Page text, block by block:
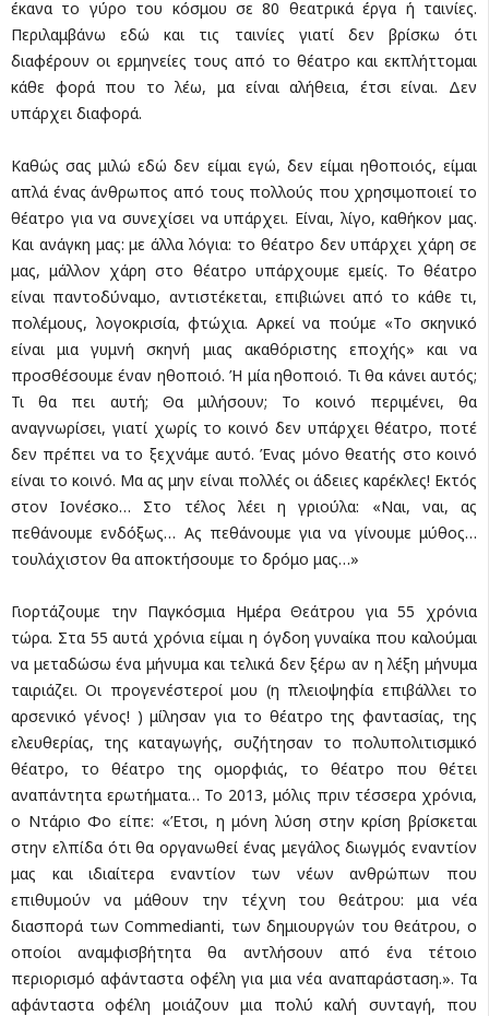
έκανα το γύρο του κόσμου σε 80 θεατρικά έργα ή ταινίες.
Περιλαμβάνω εδώ και τις ταινίες γιατί δεν βρίσκω ότι
διαφέρουν οι ερμηνείες τους από το θέατρο και εκπλήττομαι
κάθε φορά που το λέω, μα είναι αλήθεια, έτσι είναι. Δεν
υπάρχει διαφορά.
Καθώς σας μιλώ εδώ δεν είμαι εγώ, δεν είμαι ηθοποιός, είμαι
απλά ένας άνθρωπος από τους πολλούς που χρησιμοποιεί το
θέατρο για να συνεχίσει να υπάρχει. Είναι, λίγο, καθήκον μας.
Και ανάγκη μας: με άλλα λόγια: το θέατρο δεν υπάρχει χάρη σε
μας, μάλλον χάρη στο θέατρο υπάρχουμε εμείς. Το θέατρο
είναι παντοδύναμο, αντιστέκεται, επιβιώνει από το κάθε τι,
πολέμους, λογοκρισία, φτώχια. Αρκεί να πούμε «Το σκηνικό
είναι μια γυμνή σκηνή μιας ακαθόριστης εποχής» και να
προσθέσουμε έναν ηθοποιό. Ή μία ηθοποιό. Τι θα κάνει αυτός;
Τι θα πει αυτή; Θα μιλήσουν; Το κοινό περιμένει, θα
αναγνωρίσει, γιατί χωρίς το κοινό δεν υπάρχει θέατρο, ποτέ
δεν πρέπει να το ξεχνάμε αυτό. Ένας μόνο θεατής στο κοινό
είναι το κοινό. Μα ας μην είναι πολλές οι άδειες καρέκλες! Εκτός
στον Ιονέσκο… Στο τέλος λέει η γριούλα: «Ναι, ναι, ας
πεθάνουμε ενδόξως… Ας πεθάνουμε για να γίνουμε μύθος…
τουλάχιστον θα αποκτήσουμε το δρόμο μας…»
Γιορτάζουμε την Παγκόσμια Ημέρα Θεάτρου για 55 χρόνια
τώρα. Στα 55 αυτά χρόνια είμαι η όγδοη γυναίκα που καλούμαι
να μεταδώσω ένα μήνυμα και τελικά δεν ξέρω αν η λέξη μήνυμα
ταιριάζει. Οι προγενέστεροί μου (η πλειοψηφία επιβάλλει το
αρσενικό γένος! ) μίλησαν για το θέατρο της φαντασίας, της
ελευθερίας, της καταγωγής, συζήτησαν το πολυπολιτισμικό
θέατρο, το θέατρο της ομορφιάς, το θέατρο που θέτει
αναπάντητα ερωτήματα… Το 2013, μόλις πριν τέσσερα χρόνια,
ο Ντάριο Φο είπε: «Έτσι, η μόνη λύση στην κρίση βρίσκεται
στην ελπίδα ότι θα οργανωθεί ένας μεγάλος διωγμός εναντίον
μας και ιδιαίτερα εναντίον των νέων ανθρώπων που
επιθυμούν να μάθουν την τέχνη του θεάτρου: μια νέα
διασπορά των Commedianti, των δημιουργών του θεάτρου, ο
οποίοι αναμφισβήτητα θα αντλήσουν από ένα τέτοιο
περιορισμό αφάνταστα οφέλη για μια νέα αναπαράσταση.». Τα
αφάνταστα οφέλη μοιάζουν μια πολύ καλή συνταγή, που